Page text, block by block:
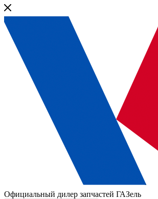
Официальный дилер запчастей ГАЗель